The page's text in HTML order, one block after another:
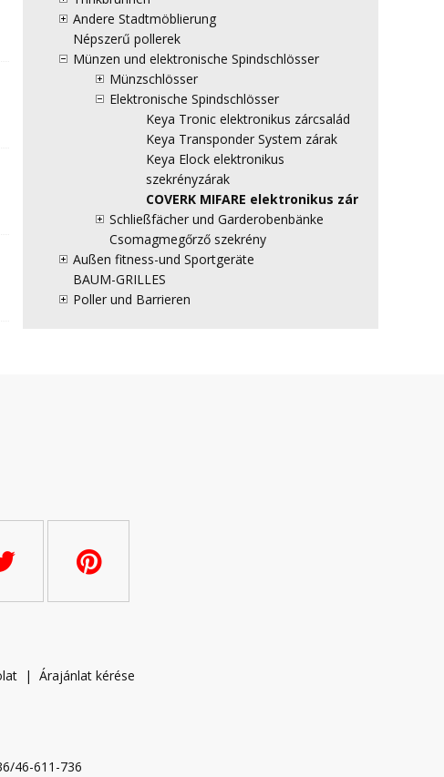
Andere Stadtmöblierung
Népszerű pollerek
Münzen und elektronische Spindschlösser
Münzschlösser
Elektronische Spindschlösser
Keya Tronic elektronikus zárcsalád
Keya Transponder System zárak
Keya Elock elektronikus
szekrényzárak
COVERK MIFARE elektronikus zár
Schließfächer und Garderobenbänke
Csomagmegőrző szekrény
Außen fitness-und Sportgeräte
BAUM-GRILLES
Poller und Barrieren
| Árajánlat kérése
46-611-736